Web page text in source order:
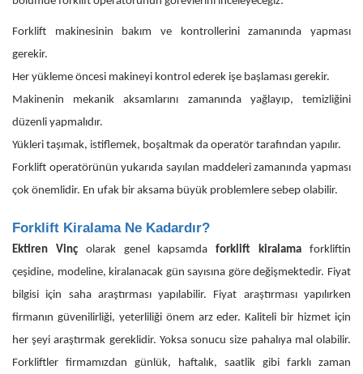
Forklift makinesinin bakım ve kontrollerini zamanında yapması
gerekir.
Her yükleme öncesi makineyi kontrol ederek işe başlaması gerekir.
Makinenin mekanik aksamlarını zamanında yağlayıp, temizliğini
düzenli yapmalıdır.
Yükleri taşımak, istiflemek, boşaltmak da operatör tarafından yapılır.
Forklift operatörünün yukarıda sayılan maddeleri zamanında yapması
çok önemlidir. En ufak bir aksama büyük problemlere sebep olabilir.
Forklift Kiralama Ne Kadardır?
Ektiren Vinçolarak genel kapsamda forklift kiralamaforkliftin
çeşidine, modeline, kiralanacak gün sayısına göre değişmektedir. Fiyat
bilgisi için saha araştırması yapılabilir. Fiyat araştırması yapılırken
firmanın güvenilirliği, yeterliliği önem arz eder. Kaliteli bir hizmet için
her şeyi araştırmak gereklidir. Yoksa sonucu size pahalıya mal olabilir.
Forkliftler firmamızdan günlük, haftalık, saatlik gibi farklı zaman